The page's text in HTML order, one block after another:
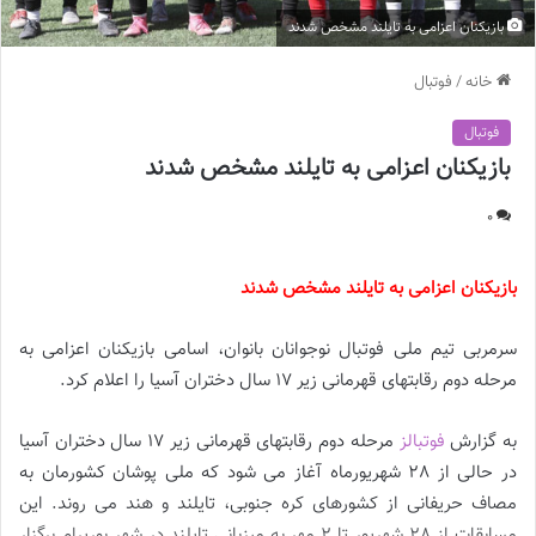
بازیکنان اعزامی به تایلند مشخص شدند
خانه/ فوتبال
فوتبال
بازیکنان اعزامی به تایلند مشخص شدند
0
بازیکنان اعزامی به تایلند مشخص شدند
سرمربی تیم ملی فوتبال نوجوانان بانوان، اسامی بازیکنان اعزامی به
مرحله دوم رقابتهای قهرمانی زیر 17 سال دختران آسیا را اعلام کرد.
به گزارش فوتبالز
مرحله دوم رقابتهای قهرمانی زیر 17 سال دختران آسیا
در حالی از 28 شهریورماه آغاز می شود که ملی پوشان کشورمان به
مصاف حریفانی از کشورهای کره جنوبی، تایلند و هند می روند. این